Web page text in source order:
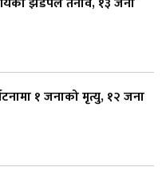
१ जनाको मृत्यु, १२ जना